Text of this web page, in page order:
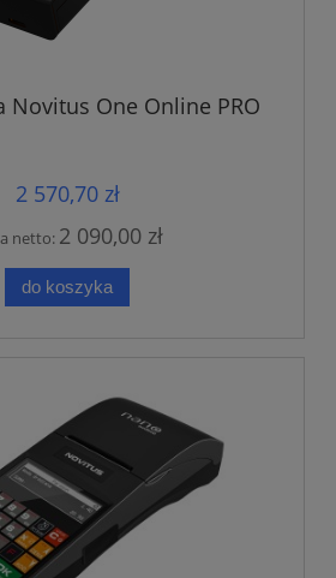
Novitus One Online PRO
2 570,70 zł
netto: 2 090,00 zł
do koszyka